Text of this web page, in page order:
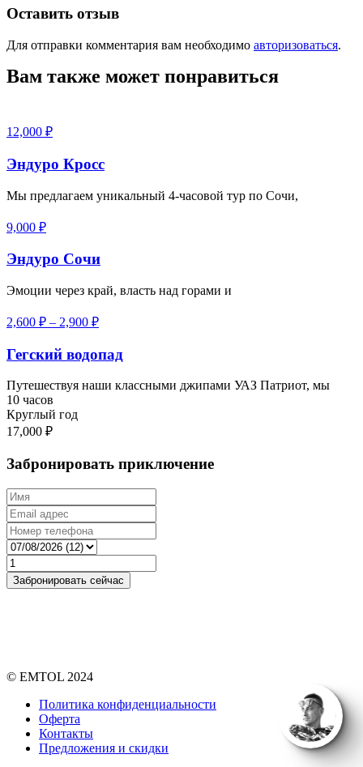
Оставить отзыв
Для отправки комментария вам необходимо авторизоваться.
Вам также может понравиться
12,000 ₽
Эндуро Кросс
Мы предлагаем уникальный 4-часовой тур по Сочи,
9,000 ₽
Эндуро Сочи
Эмоции через край, власть над горами и
2,600 ₽ – 2,900 ₽
Гегский водопад
Путешествуя наши классными джипами УАЗ Патриот, мы
10 часов
Круглый год
17,000 ₽
Забронировать приключение
© EMTOL 2024
Политика конфиденциальности
Оферта
Контакты
Предложения и скидки